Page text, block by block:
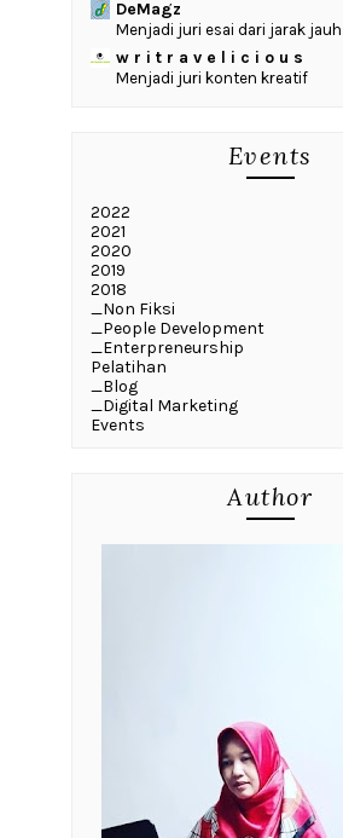
DeMagz
Menjadi juri esai dari jarak jauh
w r i t r a v e l i c i o u s
Menjadi juri konten kreatif
Events
2022
2021
2020
2019
2018
_Non Fiksi
_People Development
_Enterpreneurship
Pelatihan
_Blog
_Digital Marketing
Events
Author